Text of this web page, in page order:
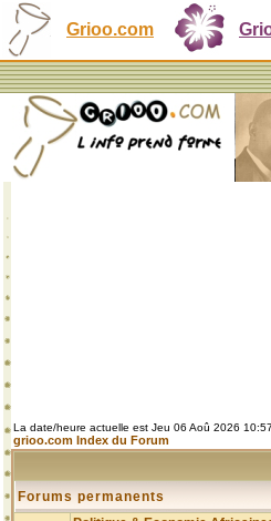
Grioo.com
La date/heure actuelle est Jeu 06 Aoû 2026 10:57
grioo.com Index du Forum
Forums permanents